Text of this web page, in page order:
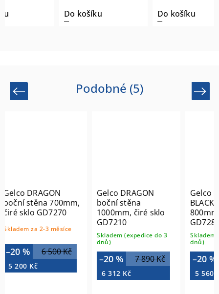
Podobné (5)
Previous
Gelco DRAGON
boční stěna
1000mm, čiré sklo
7 890 Kč
–20 %
6 312 Kč
Gelco DRAGON
BLACK boční stěna
800mm, čiré sklo
GD7280B
Skladem (expedice do 3
dnů)
6 950 Kč
–20 %
5 560 Kč
dnů)
–20
6
Next